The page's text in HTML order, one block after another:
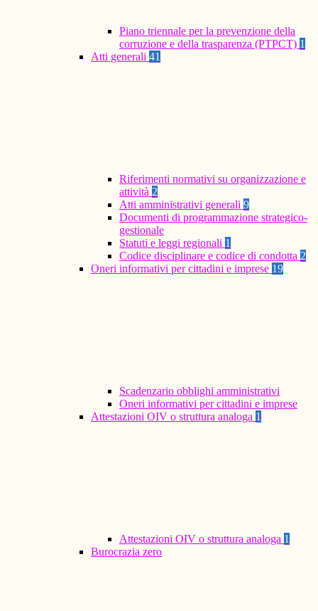
Piano triennale per la prevenzione della
corruzione e della trasparenza (PTPCT) 1
Atti generali 41
Riferimenti normativi su organizzazione e
attività 2
Atti amministrativi generali 9
Documenti di programmazione strategico-
gestionale
Statuti e leggi regionali 1
Codice disciplinare e codice di condotta 2
Oneri informativi per cittadini e imprese 19
Scadenzario obblighi amministrativi
Oneri informativi per cittadini e imprese
Attestazioni OIV o struttura analoga 1
Attestazioni OIV o struttura analoga 1
Burocrazia zero